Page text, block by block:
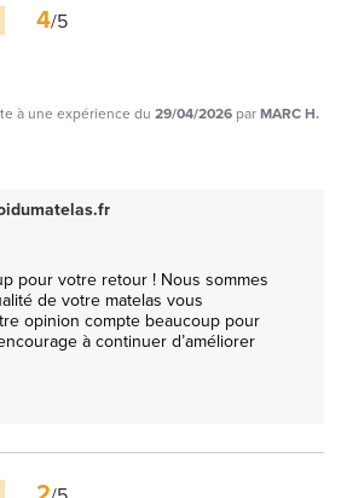
4/5
à une expérience du 29/04/2026 parMARC H.
pour votre retour ! Nous sommes
de votre matelas vous
opinion compte beaucoup pour
à continuer d’améliorer